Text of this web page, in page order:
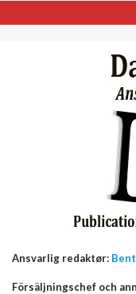
Ansvarlig redaktør:
Försäljningschef och